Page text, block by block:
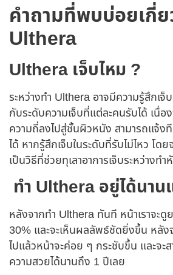
คำถามที่พบบ่อยเกี่
Ulthera
Ulthera เจ็บไหม ?
ระหว่างทำ Ulthera อาจมีความรู้สึกเ
กับระดับความเจ็บที่แต่ละคนรับได้ เนื่อ
ความถี่ลงไปสู่ชั้นผิวหนัง สามารถแจ้ง
ได้ หากรู้สึกเจ็บในระดับที่รับไม่ไหว โด
เป็นวิธีที่ช่วยทุเลาอาการเจ็บระหว่างท
ทำ Ulthera อยู่ได้นาน
หลังจากทำ Ulthera ทันที หน้าเราจะ
30% และจะเห็นผลลัพธ์ชัดยิ่งขึ้น หลัง
ไปแล้วหน้าจะค่อย ๆ กระชับขึ้น และจ
ความสวยได้นานถึง 1 ปีเลย